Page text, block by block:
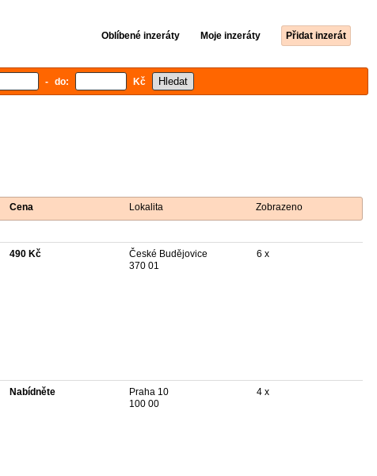
Oblíbené inzeráty Moje inzeráty Přidat inzerát
- do: Kč
Cena Lokalita Zobrazeno
490 Kč
České Budějovice
370 01
6 x
Nabídněte
Praha 10
100 00
4 x